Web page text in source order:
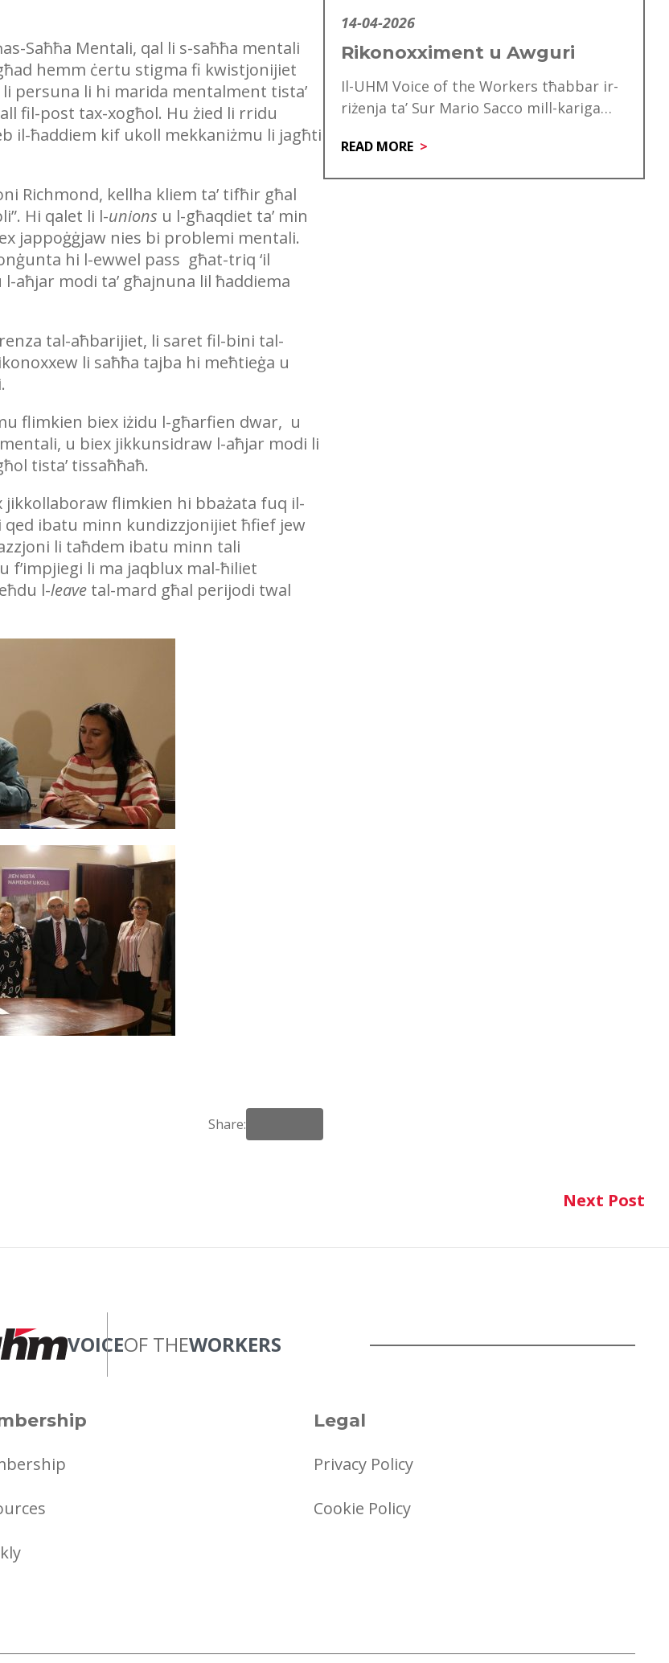
Saħħa Mentali, qal li s-saħħa mentali
hemm ċertu stigma fi kwistjonijiet
persuna li hi marida mentalment tista’
fil-post tax-xogħol. Hu żied li rridu
il-ħaddiem kif ukoll mekkaniżmu li jagħti
Richmond, kellha kliem ta’ tifħir għal
Hi qalet li l-unions u l-għaqdiet ta’ min
jappoġġjaw nies bi problemi mentali.
hi l-ewwel pass għat-triq ‘il
modi ta’ għajnuna lil ħaddiema
tal-aħbarijiet, li saret fil-bini tal-
li saħħa tajba hi meħtieġa u
flimkien biex iżidu l-għarfien dwar, u
u biex jikkunsidraw l-aħjar modi li
tista’ tissaħħaħ.
jikkollaboraw flimkien hi bbażata fuq il-
ibatu minn kundizzjonijiet ħfief jew
li taħdem ibatu minn tali
f’impjiegi li ma jaqblux mal-ħiliet
l-leave tal-mard għal perijodi twal
Share:
14-04-2026
Rikonoxximent u Awguri
Il-UHM Voice of the Workers tħabbar ir-
riżenja ta’ Sur Mario Sacco mill-kariga
servizz tiegħu,…
READ MORE
Next Post
VOICEOF THEWORKERS
Legal
Privacy Policy
Cookie Policy